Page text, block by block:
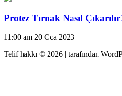
Protez Tırnak Nasıl
11:00 am 20 Oca 2023
Telif hakkı © 2026 | tarafından